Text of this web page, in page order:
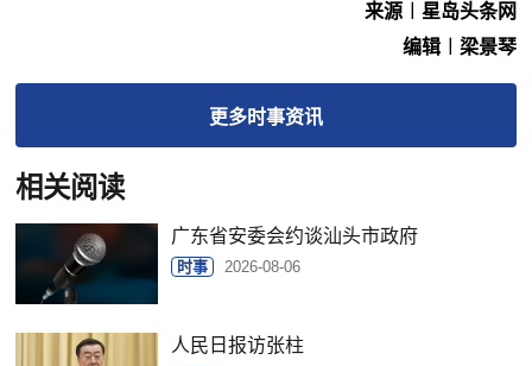
来源︱星岛头条网
编辑︱梁景琴
更多时事资讯
相关阅读
广东省安委会约谈汕头市政府
时事 2026-08-06
人民日报访张柱